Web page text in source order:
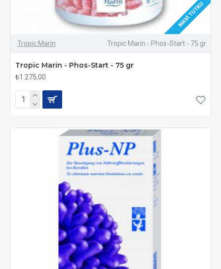
MAVI TUTKU
Tropic Marin Tropic Marin - Phos-Start - 75 gr
Tropic Marin - Phos-Start - 75 gr
₺1.275,00